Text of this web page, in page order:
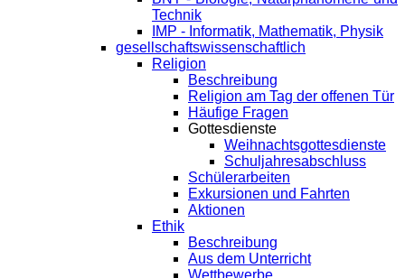
Technik
IMP - Informatik, Mathematik, Physik
gesellschaftswissenschaftlich
Religion
Beschreibung
Religion am Tag der offenen Tür
Häufige Fragen
Gottesdienste
Weihnachtsgottesdienste
Schuljahresabschluss
Schülerarbeiten
Exkursionen und Fahrten
Aktionen
Ethik
Beschreibung
Aus dem Unterricht
Wettbewerbe